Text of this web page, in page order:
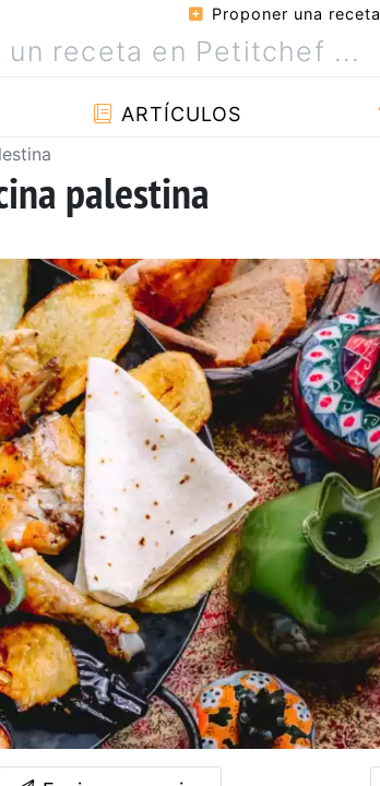
Proponer una receta
ARTÍCULOS
palestina